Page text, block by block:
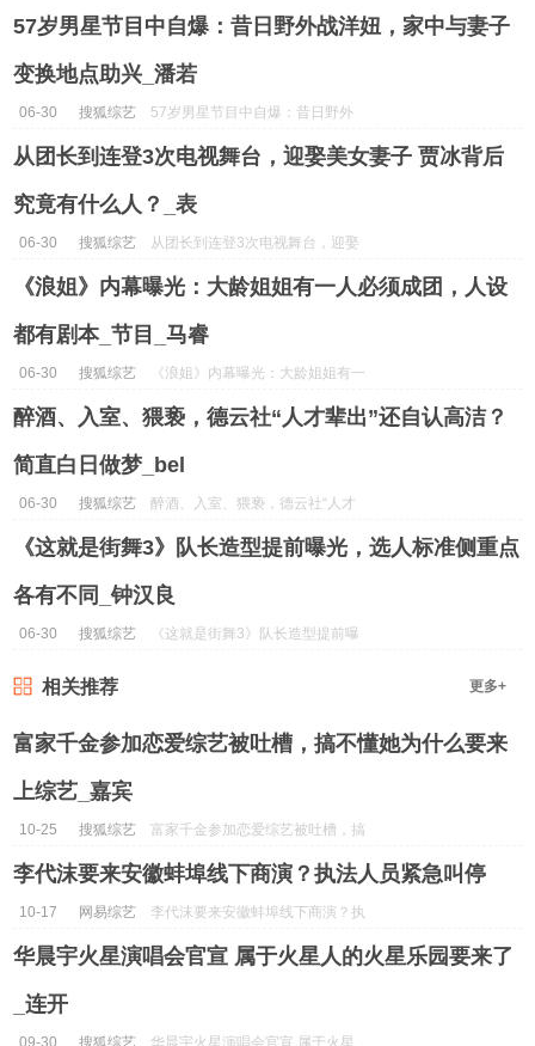
57岁男星节目中自爆：昔日野外战洋妞，家中与妻子
变换地点助兴_潘若
06-30 搜狐综艺
57岁男星节目中自爆：昔日野外
战洋妞，家中与妻子变换地点助兴
_潘若...
从团长到连登3次电视舞台，迎娶美女妻子 贾冰背后
究竟有什么人？_表
06-30 搜狐综艺
从团长到连登3次电视舞台，迎娶
美女妻子 贾冰背后究竟有什么
人？_表...
《浪姐》内幕曝光：大龄姐姐有一人必须成团，人设
都有剧本_节目_马睿
06-30 搜狐综艺
《浪姐》内幕曝光：大龄姐姐有一
人必须成团，人设都有剧本_节目
_马睿...
醉酒、入室、猥亵，德云社“人才辈出”还自认高洁？
简直白日做梦_bel
06-30 搜狐综艺
醉酒、入室、猥亵，德云社“人才
辈出”还自认高洁？简直白日做梦
_bel...
《这就是街舞3》队长造型提前曝光，选人标准侧重点
各有不同_钟汉良
06-30 搜狐综艺
《这就是街舞3》队长造型提前曝
相关推荐 更多+
富家千金参加恋爱综艺被吐槽，搞不懂她为什么要来
上综艺_嘉宾
10-25 搜狐综艺
富家千金参加恋爱综艺被吐槽，搞
不懂她为什么要来上综艺_嘉宾...
李代沫要来安徽蚌埠线下商演？执法人员紧急叫停
10-17 网易综艺
李代沫要来安徽蚌埠线下商演？执
法人员紧急叫停...
华晨宇火星演唱会官宣 属于火星人的火星乐园要来了
_连开
09-30 搜狐综艺
华晨宇火星演唱会官宣 属于火星